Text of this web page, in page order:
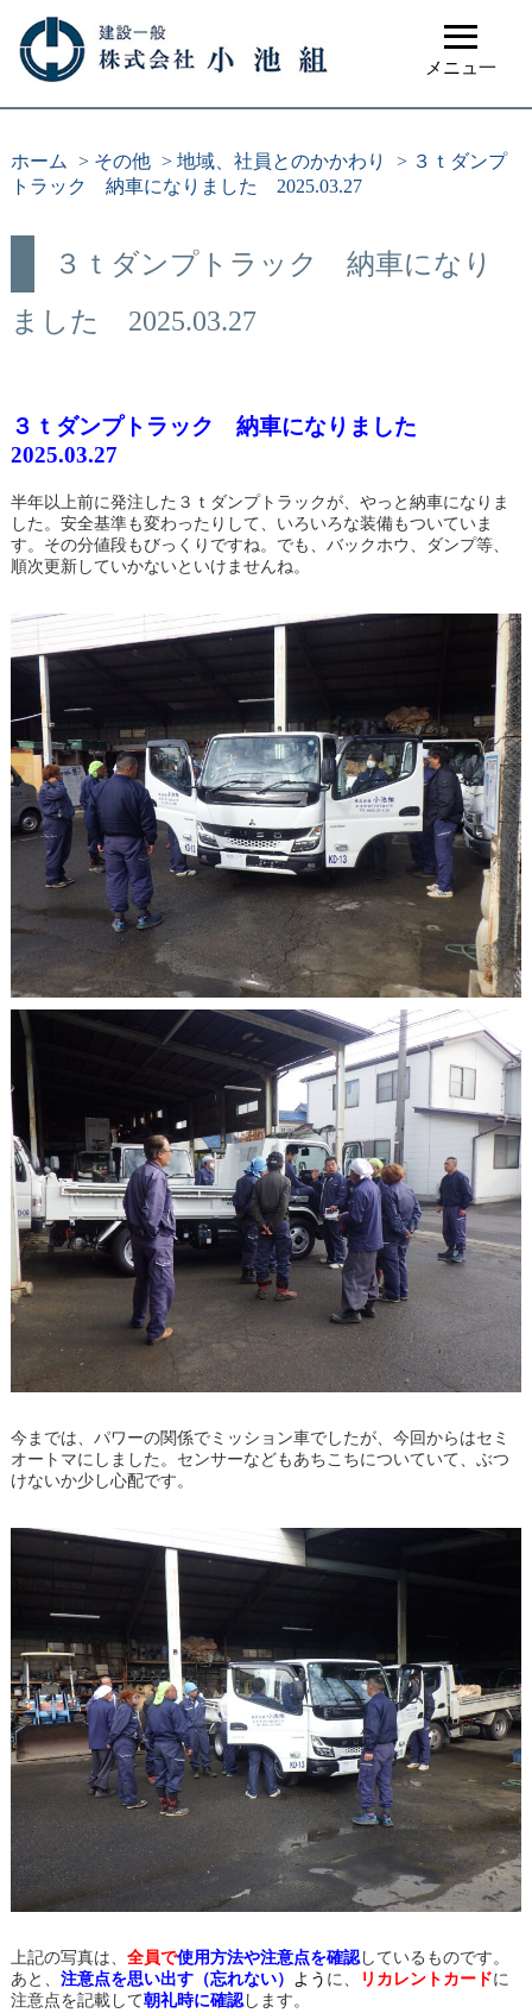
≡
メニュ一
ホーム > その他 > 地域、社員とのかかわり > ３ｔダンプ
トラック 納車になりました 2025.03.27
３ｔダンプトラック 納車になり
ました 2025.03.27
３ｔダンプトラック 納車になりました
2025.03.27
半年以上前に発注した３ｔダンプトラックが、やっと納車になりま
した。安全基準も変わったりして、いろいろな装備もついていま
す。その分値段もびっくりですね。でも、バックホウ、ダンプ等、
順次更新していかないといけませんね。
今までは、パワーの関係でミッション車でしたが、今回からはセミ
オートマにしました。センサーなどもあちこちについていて、ぶつ
けないか少し心配です。
上記の写真は、 全員で使用方法や注意点を確認しているものです。
あと、 注意点を思い出す（忘れない） よう に、 リカレントカードに
注意点を記載して朝礼時に確認します。